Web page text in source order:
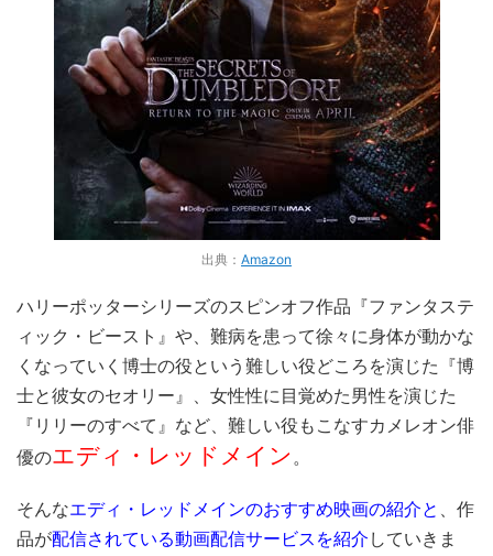
出典： Amazon
ハリーポッターシリーズのスピンオフ作品『ファンタステ
ィック・ビースト』や、難病を患って徐々に身体が動かな
くなっていく博士の役という難しい役どころを演じた『博
士と彼女のセオリー』、女性性に目覚めた男性を演じた
『リリーのすべて』など、難しい役もこなすカメレオン俳
優のエディ・レッドメイン 。
そんなエディ・レッドメインのおすすめ映画の紹介と 、作
品が配信されている動画配信サービスを紹介 していきま